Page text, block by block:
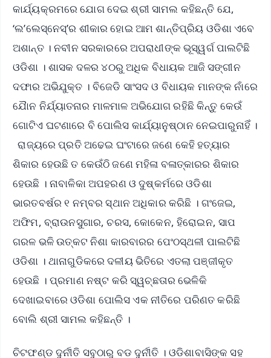
କାର୍ଯ୍ୟକ୍ରମରେ ଯୋଗ ଦେଇ ଶ୍ରୀ ସାମଲ କହିଛନ୍ତି ଯେ,
‘ଲ’ଲେସ୍‌ନେସ୍‌’ର ଶୀକାର ହୋଇ ଆମ ଶାନ୍ତିପ୍ରିୟ ଓଡିଶା ଏବେ
ଅଶାନ୍ତ । ନବୀନ ସରକାରରେ ଅପରାଧୀଙ୍କ ଭୂସ୍ୱର୍ଗ ପାଲଟିଛି
ଓଡିଶା । ଶାସକ ଦଳର ୪୦ରୁ ଅଧିକ ବିଧାୟକ ଆଜି ସଙ୍ଗୀନ
ଦଫାର ଅଭିଯୁକ୍ତ । ବିଜେଡି ସାଂସଦ ଓ ବିଧାୟକ ମାନଙ୍କ ନାଁରେ
ଯୈାନ ନିର୍ଯ୍ୟାତନାର ମାଳମାଳ ଅଭିଯୋଗ ରହିଛି କିନ୍ତୁ କେଉଁ
ଗୋଟିଏ ଘଟଣାରେ ବି ପୋଲିସ କାର୍ଯ୍ୟାନୁଷ୍ଠାନ ନେଇପାରୁନାହିଁ ।
ରାଜ୍ୟରେ ପ୍ରତି ଅଢେଇ ଘଂଟାରେ ଜଣେ କେହି ହତ୍ୟାର
ଶିକାର ହେଉଛି ତ କେଉଁଠି ଜଣେ ମହିଳା ବଳାତ୍କାରର ଶିକାର
ହେଉଛି । ନାବାଳିକା ଅପହରଣ ଓ ଦୁଷ୍କର୍ମରେ ଓଡିଶା
ଭାରତବର୍ଷର ୧ ନମ୍ବର ସ୍ଥାନ ଅଧିକାର କରିଛି । ଗଂଜେଇ,
ଅଫିମ, ବ୍ରାଉନସୁଗାର, ଚରସ, କୋକେନ, ହିରୋଇନ, ସାପ
ଗରଳ ଭଳି ଉତ୍କଟ ନିଶା କାରବାରର ପେଂଠସ୍ଥଳୀ ପାଲଟିଛି
ଓଡିଶା । ଥାନାଗୁଡିକରେ ଦଳୀୟ ଭିତିରେ ଏତଲା ପଞ୍ଜୀକୃତ
ହେଉଛି । ପ୍ରମାଣ ନଷ୍ଟ କରି ସ୍ୱଚ୍ଛତାର ଭେଳିକି
ଦେଖାଇବାରେ ଓଡିଶା ପୋଲିସ ଏକ ନୀତିରେ ପରିଣତ କରିଛି
ବୋଲି ଶ୍ରୀ ସାମଲ କହିଛନ୍ତି ।
ଚିଟଫଣ୍ଡ ଦୁର୍ନୀତି ସବୁଠାରୁ ବଡ ଦୁର୍ନୀତି । ଓଡିଶାବାସିଙ୍କ ସହ